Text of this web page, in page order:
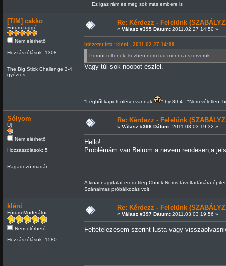
Ez igaz rám és még sok más embere is
[TIM] cakko
Fórum függő
Nem elérhető
Hozzászólások: 1308
The Big Stick Challenge 3-4
győztes
Re: Kérdezz - Felelünk
« Válasz #395 Dátum:2011.02.27 14:50 »
Idézetet írta: kléni - 2011.02.27 14:18
Pornót töltenek, közben nem tud menni a szerverük.
Vagy túl sok noobot észlel.
"Légből kapott ölései vannak " by 8th4 "Nem véletlen,
Sólyom
Új
Nem elérhető
Hozzászólások: 5
Ragadozó madár
Re: Kérdezz - Felelünk
« Válasz #396 Dátum:2011.03.03 19:32 »
Hello!
Problémám van.Beirom a nevem rendesen,a
A kinai nagyfalat eredetileg Chuck Norris távoltartására
Szánalmas próbálkozás volt.
kléni
Fórum Moderátor
Nem elérhető
Hozzászólások: 1580
Re: Kérdezz - Felelünk
« Válasz #397 Dátum:2011.03.03 19:56 »
Feltételezésem szerint lusta vagy